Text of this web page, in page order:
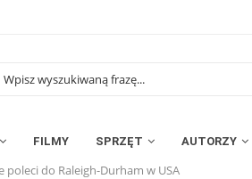
FILMY SPRZĘT AUTORZY
poleci do Raleigh-Durham w USA